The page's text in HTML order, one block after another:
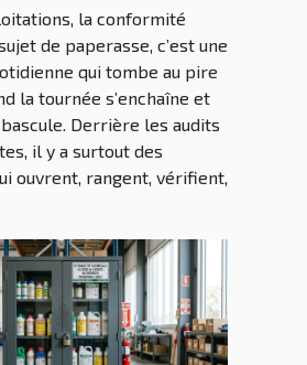
la conformité
de paperasse, c’est une
qui tombe au pire
la tournée s’enchaîne et
Derrière les audits
il y a surtout des
ouvrent, rangent, vérifient,